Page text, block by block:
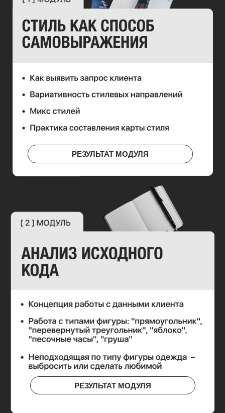
РЕЗУЛЬТАТ МОДУЛЯ
РЕЗУЛЬТАТ МОДУЛЯ